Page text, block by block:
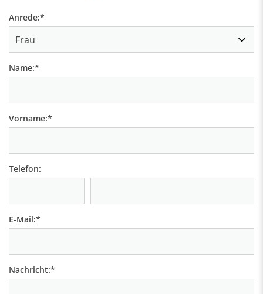
Anrede:*
Name:*
Vorname:*
Telefon:
E-Mail:*
Nachricht:*